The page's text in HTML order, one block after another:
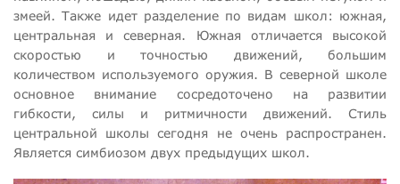
змеей. Также идет разделение по видам школ: южная,
центральная и северная. Южная отличается высокой
скоростью и точностью движений, большим
количеством используемого оружия. В северной школе
основное внимание сосредоточено на развитии
гибкости, силы и ритмичности движений. Стиль
центральной школы сегодня не очень распространен.
Является симбиозом двух предыдущих школ.